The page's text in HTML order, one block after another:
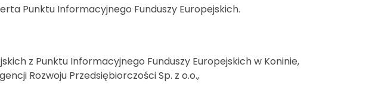
Punktu Informacyjnego Funduszy Europejskich.
z Punktu Informacyjnego Funduszy Europejskich w Koninie,
Rozwoju Przedsiębiorczości Sp. z o.o.,